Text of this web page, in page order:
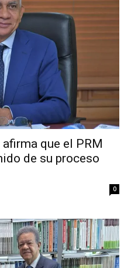
que el PRM
de su proceso
0